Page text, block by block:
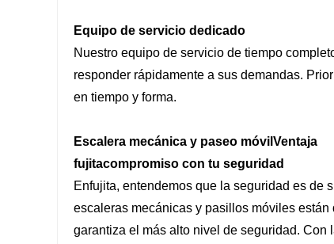
Equipo de servicio dedicado
Nuestro equipo de servicio de tiempo
responder rápidamente a sus demandas.
en tiempo y forma.
Escalera mecánica y paseo móvil Ventaja
fujitacompromiso con tu seguridad
Enfujita, entendemos que la seguridad es de
escaleras mecánicas y pasillos móviles
garantiza el más alto nivel de seguridad. Con